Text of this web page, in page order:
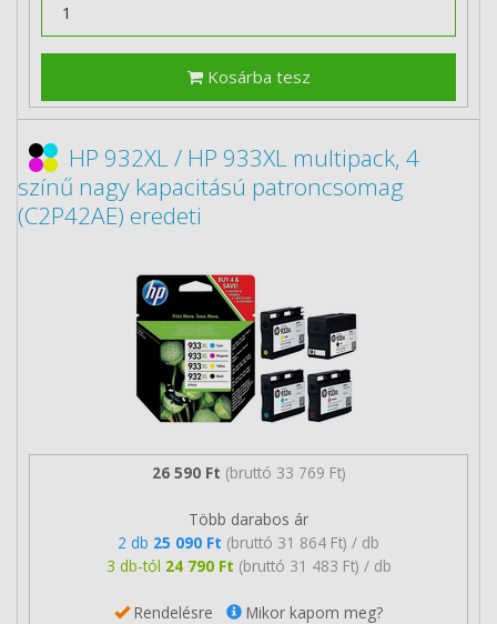
Kosárba tesz
HP 932XL / HP 933XL multipack, 4
színű nagy kapacitású patroncsomag
(C2P42AE) eredeti
26 590 Ft (bruttó 33 769 Ft)
Több darabos ár
2 db 25 090 Ft (bruttó 31 864 Ft) / db
3 db-tól 24 790 Ft (bruttó 31 483 Ft) / db
Rendelésre Mikor kapom meg?